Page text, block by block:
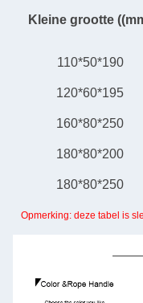
Kleine grootte
110*50*190
120*60*195
160*80*250
180*80*200
180*80*250
Opmerking: deze tabel is